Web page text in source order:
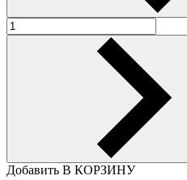
Добавить В КОРЗИНУ